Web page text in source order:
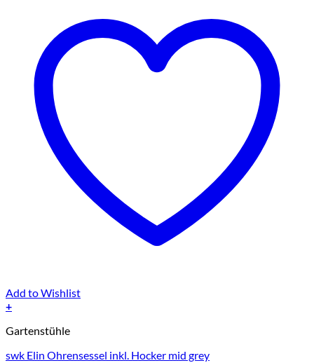
Add to Wishlist
+
Gartenstühle
swk Elin Ohrensessel inkl. Hocker mid grey